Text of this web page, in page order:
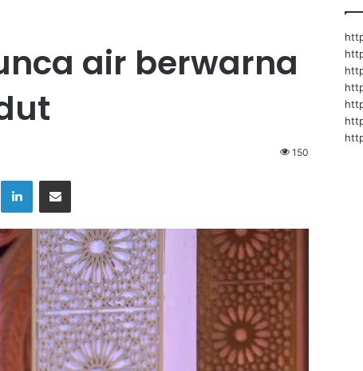
air berwarna
150